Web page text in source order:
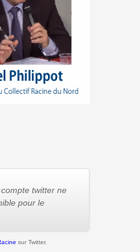
twitter ne
pour le
sur Twitter.